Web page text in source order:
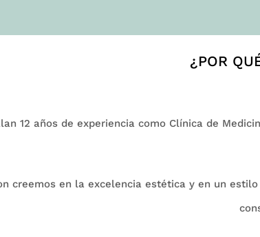
¿POR
12 años de experiencia como Clínica de
creemos en la excelencia estética y en un